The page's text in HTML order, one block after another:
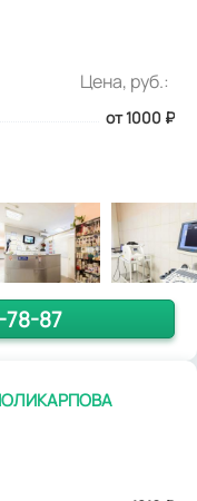
Цена, руб.:
от 1000 ₽
78-87